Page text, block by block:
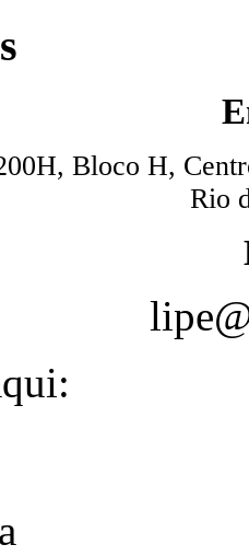
Bloco H,
Rio